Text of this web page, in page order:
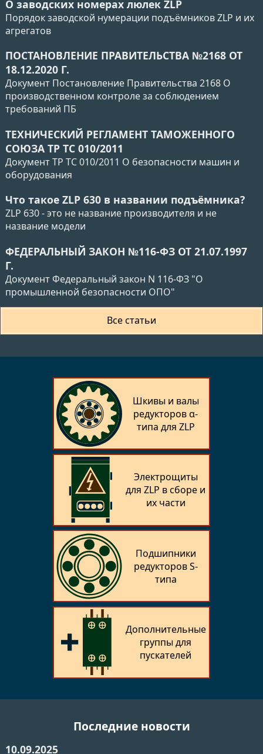
О заводских номерах люлек ZLP
Порядок заводской нумерации подъёмников ZLP и их
агрегатов
ПОСТАНОВЛЕНИЕ ПРАВИТЕЛЬСТВА №2168 ОТ
18.12.2020 Г.
Документ Постановление Правительства 2168 О
производственном контроле за соблюдением
требований ПБ
ТЕХНИЧЕСКИЙ РЕГЛАМЕНТ ТАМОЖЕННОГО
СОЮЗА ТР ТС 010/2011
Документ ТР ТС 010/2011 О безопасности машин и
оборудования
Что такое ZLP 630 в названии подъёмника?
ZLP 630 - это не название производителя и не
название модели
ФЕДЕРАЛЬНЫЙ ЗАКОН №116-ФЗ ОТ 21.07.1997
Г.
Документ Федеральный закон N 116-ФЗ "О
промышленной безопасности ОПО"
Все статьи
Шкивы и валы
редукторов α-
типа для ZLP
Электрощиты
для ZLP в сборе и
их части
Подшипники
редукторов S-
типа
Дополнительные
группы для
пускателей
Последние новости
10.09.2025